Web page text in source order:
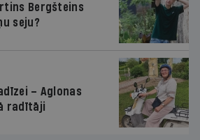
Bergšteins
seju?
– Aglonas
radītāji